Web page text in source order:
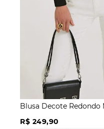
Blusa Decote Redondo
R$ 249,90